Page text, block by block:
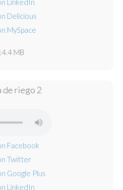
MB
de riego 2